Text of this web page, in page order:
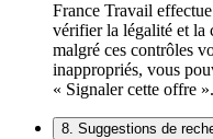
France Travail
vérifier la légalité et la
malgré ces contrôles
inappropriés, vous
« Signaler cette offre ».
8. Suggestions de